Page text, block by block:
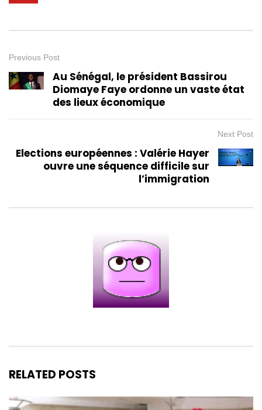
Previous Post
Au Sénégal, le président Bassirou
Diomaye Faye ordonne un vaste état
des lieux économique
Next Post
Elections européennes : Valérie Hayer
ouvre une séquence difficile sur
l’immigration
RELATED POSTS